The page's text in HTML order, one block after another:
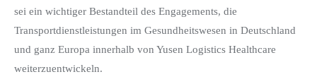
sei ein wichtiger Bestandteil des Engagements, die
Transportdienstleistungen im Gesundheitswesen in Deutschland
und ganz Europa innerhalb von Yusen Logistics Healthcare
weiterzuentwickeln.